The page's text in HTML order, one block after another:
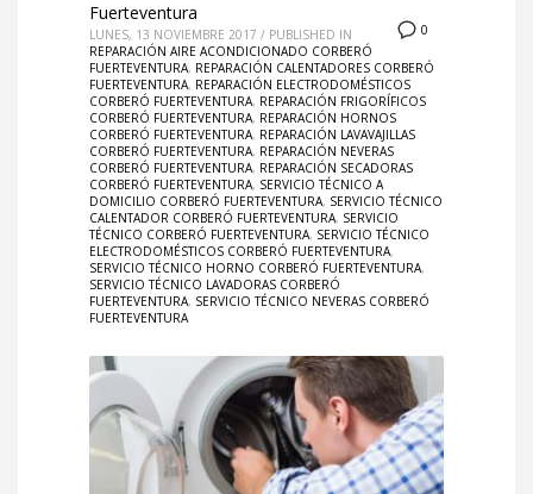
0
Fuerteventura
LUNES, 13 NOVIEMBRE 2017 / PUBLISHED IN
REPARACIÓN AIRE ACONDICIONADO CORBERÓ
FUERTEVENTURA, REPARACIÓN CALENTADORES CORBERÓ
FUERTEVENTURA, REPARACIÓN ELECTRODOMÉSTICOS
CORBERÓ FUERTEVENTURA, REPARACIÓN FRIGORÍFICOS
CORBERÓ FUERTEVENTURA, REPARACIÓN HORNOS
CORBERÓ FUERTEVENTURA, REPARACIÓN LAVAVAJILLAS
CORBERÓ FUERTEVENTURA, REPARACIÓN NEVERAS
CORBERÓ FUERTEVENTURA, REPARACIÓN SECADORAS
CORBERÓ FUERTEVENTURA, SERVICIO TÉCNICO A
DOMICILIO CORBERÓ FUERTEVENTURA, SERVICIO TÉCNICO
CALENTADOR CORBERÓ FUERTEVENTURA, SERVICIO
TÉCNICO CORBERÓ FUERTEVENTURA, SERVICIO TÉCNICO
ELECTRODOMÉSTICOS CORBERÓ FUERTEVENTURA,
SERVICIO TÉCNICO HORNO CORBERÓ FUERTEVENTURA,
SERVICIO TÉCNICO LAVADORAS CORBERÓ
FUERTEVENTURA, SERVICIO TÉCNICO NEVERAS CORBERÓ
FUERTEVENTURA